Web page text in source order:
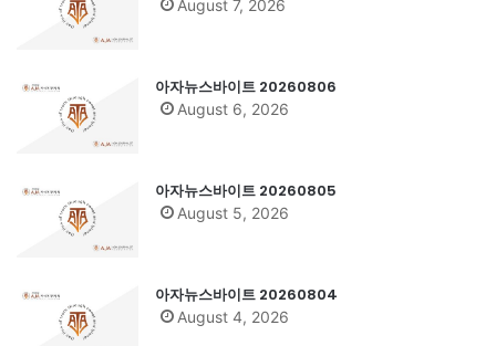
August 7, 2026
아자뉴스바이트 20260806
August 6, 2026
아자뉴스바이트 20260805
August 5, 2026
아자뉴스바이트 20260804
August 4, 2026